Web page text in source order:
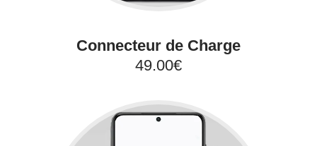
Connecteur de Charge
49.00€